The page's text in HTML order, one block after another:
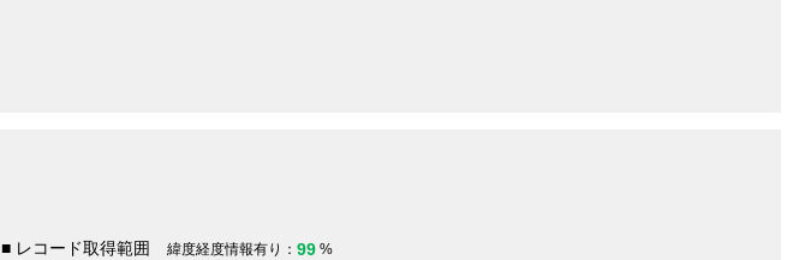
■ レコード取得範囲 緯度経度情報有り： 99 %